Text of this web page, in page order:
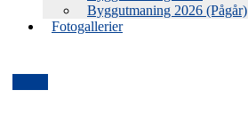
Byggutmaning 2026 (Pågår)
Fotogallerier